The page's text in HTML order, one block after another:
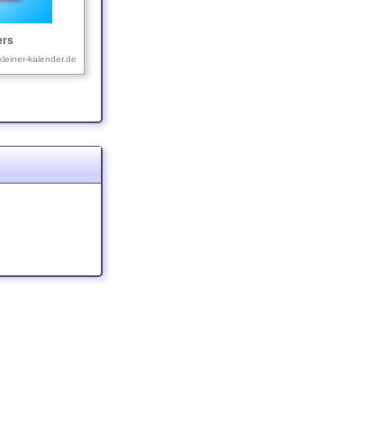
kalender.de